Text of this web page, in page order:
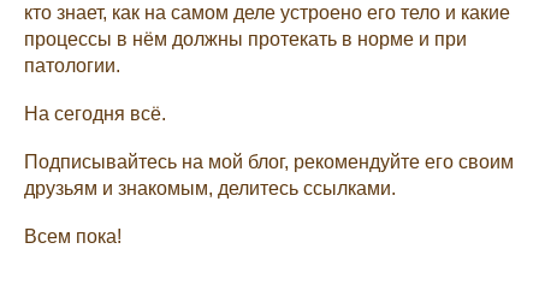
кто знает, как на самом деле устроено его тело и какие
процессы в нём должны протекать в норме и при
патологии.
На сегодня всё.
Подписывайтесь на мой блог, рекомендуйте его своим
друзьям и знакомым, делитесь ссылками.
Всем пока!